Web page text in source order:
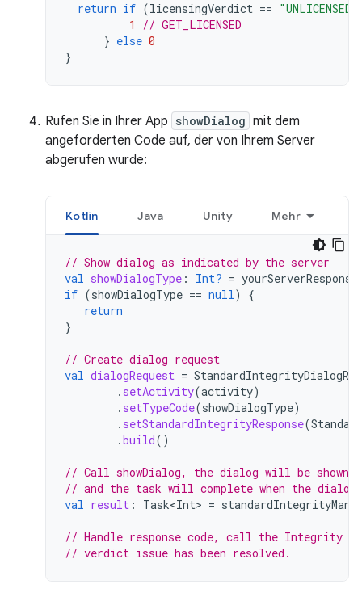
return if (licensingVerdict == "UNLICENSED"
1
// GET_LICENSED
} else 0
}
Rufen Sie in Ihrer App showDialog mit dem
angeforderten Code auf, der von Ihrem Server
abgerufen wurde:
Kotlin Java Unity Mehr
// Show dialog as indicated by the server
val showDialogType : Int? = yourServerResponse
if (showDialogType == null)
{
return
}
// Create dialog request
val dialogRequest =
. setActivity(activity)
. setTypeCode(showDialogType)
. setStandardIntegrityResponse(
.build()
// Call showDialog, the dialog will be
// and the task will complete when the
val result : Task<Int> =
// Handle response code, call the Integrity
// verdict issue has been resolved.